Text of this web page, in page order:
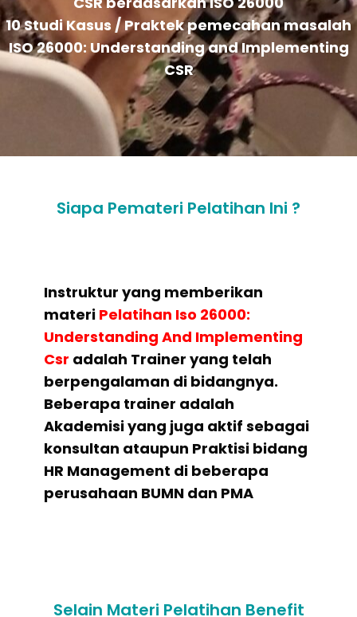
10 Studi Kasus / Praktek pemecahan masalah
ISO 26000: Understanding and Implementing
CSR
Siapa Pemateri Pelatihan Ini ?
Instruktur yang memberikan
materi Pelatihan Iso 26000:
Understanding And Implementing
Csr adalah Trainer yang telah
berpengalaman di bidangnya.
Beberapa trainer adalah
Akademisi yang juga aktif sebagai
konsultan ataupun Praktisi bidang
HR Management di beberapa
perusahaan BUMN dan PMA
Selain Materi Pelatihan Benefit